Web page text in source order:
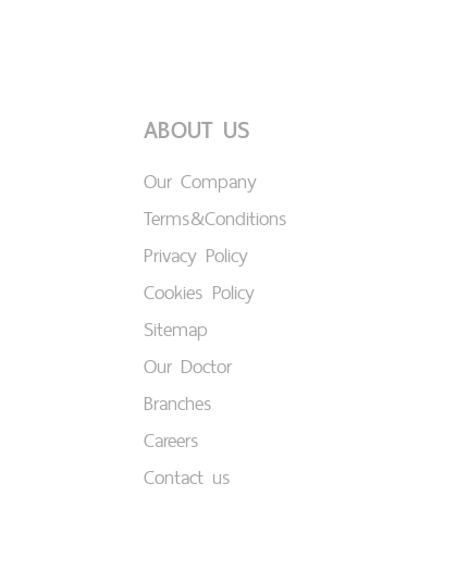
ABOUT US
Our Company
Terms&Conditions
Privacy Policy
Cookies Policy
Sitemap
Our Doctor
Branches
Careers
Contact us